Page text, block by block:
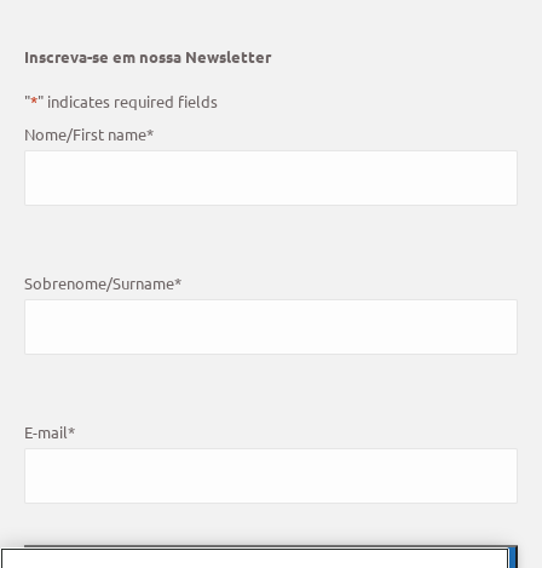
Inscreva-se em nossa Newsletter
"*" indicates required fields
Nome/First name*
Sobrenome/Surname*
E-mail*